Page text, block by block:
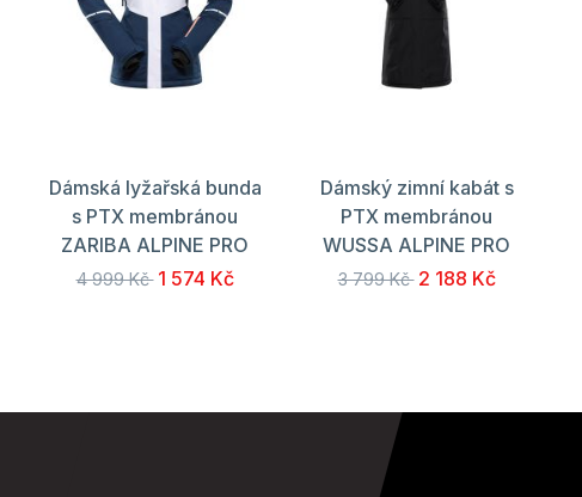
Dámská lyžařská bunda
s PTX membránou
ZARIBA ALPINE PRO
4 999 Kč 1 574 Kč
Dámský zimní kabát s
PTX membránou
WUSSA ALPINE PRO
3 799 Kč 2 188 Kč